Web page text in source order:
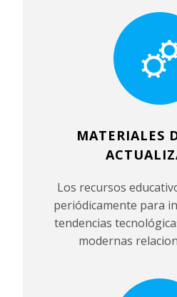
MATERIALES
Los recursos
periódicamente para
tendencias
modernas